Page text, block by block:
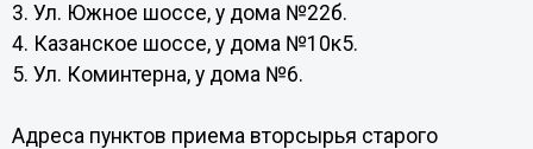
3. Ул. Южное шоссе, у дома №22б.
4. Казанское шоссе, у дома №10к5.
5. Ул. Коминтерна, у дома №6.
Адреса пунктов приема вторсырья старого